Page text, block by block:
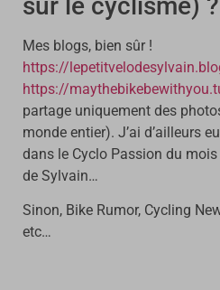
Mes blogs, bien sûr !
https://
https://
partage uniquement des
monde entier). J’ai d’ailleurs
dans le Cyclo Passion du
de Sylvain…
Sinon, Bike Rumor, Cycling
etc…